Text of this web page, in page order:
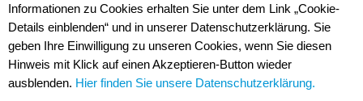
Informationen zu Cookies erhalten Sie unter dem Link „Cookie-
Details einblenden“ und in unserer Datenschutzerklärung. Sie
geben Ihre Einwilligung zu unseren Cookies, wenn Sie diesen
Hinweis mit Klick auf einen Akzeptieren-Button wieder
ausblenden. Hier finden Sie unsere Datenschutzerklärung.
01609 Röderaue
03 52 63/ 656-0
info@twzv.de
Sitemap
Datenschutz
Impressum
Barrierefreiheit